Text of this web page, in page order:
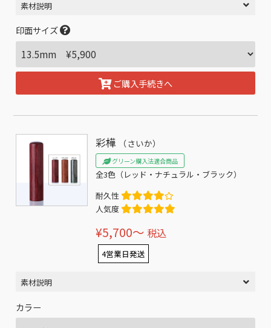
素材説明
印面サイズ
ご購入手続きへ
彩樺 （さいか）
グリーン購入法適合商品
全3色（レッド・ナチュラル・ブラック）
耐久性
人気度
¥5,700〜 税込
4営業日発送
素材説明
カラー